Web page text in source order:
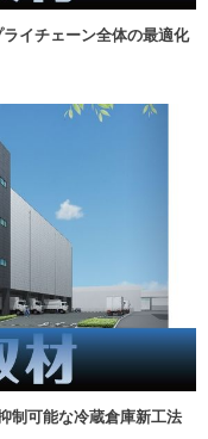
イチェーン全体の最適化
制可能な冷蔵倉庫新工法